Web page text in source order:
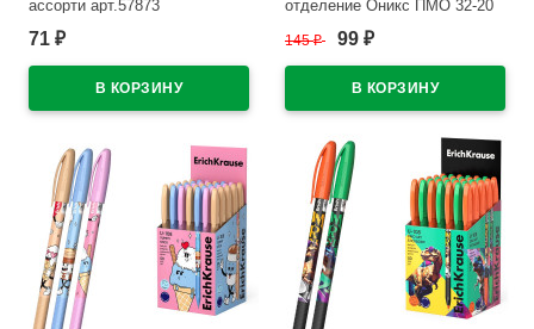
ассорти арт.57873
В наличии
71 ₽
отделение Оникс ПМО 32-20
Аниме с пандами
145₽ 99 ₽